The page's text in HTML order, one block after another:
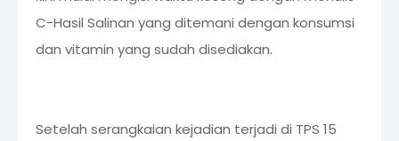
C-Hasil Salinan yang ditemani dengan konsumsi
dan vitamin yang sudah disediakan.
Setelah serangkaian kejadian terjadi di TPS 15